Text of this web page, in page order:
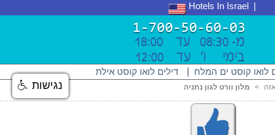
Hotels In Israel |
דילים לואו קוסט אילת לואו קוסט ים המלח
מלון וורט לגון נתניה < נגישות